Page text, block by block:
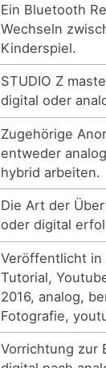
Ein Bluetooth
Wechseln
Kinderspiel.
STUDIO Z
digital oder
Zugehörige
entweder
hybrid arbeiten.
Die Art der
oder digital
Veröffentlicht in
Tutorial,
2016, analog,
Fotografie,
Vorrichtung zur